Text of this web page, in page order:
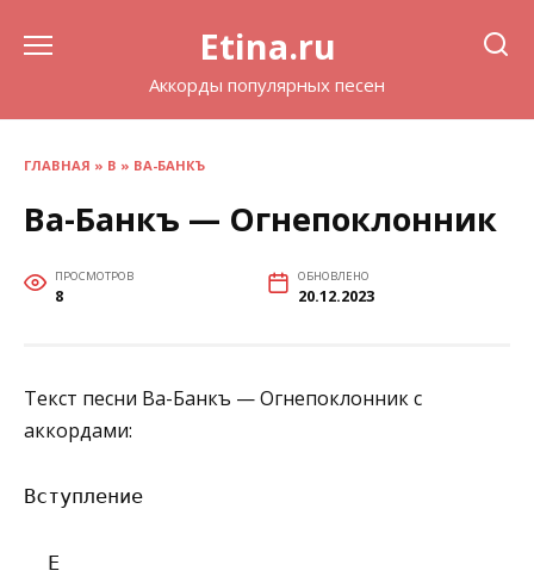
Etina.ru
Аккорды популярных песен
ГЛАВНАЯ » В » ВА-БАНКЪ
Ва-Банкъ — Огнепоклонник
ПРОСМОТРОВ
8
ОБНОВЛЕНО
20.12.2023
Текст песни Ва-Банкъ — Огнепоклонник с
аккордами:
Вступление
  E